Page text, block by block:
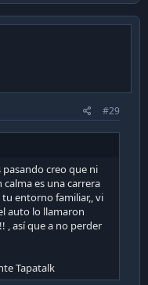
#29
creo que ni
es una carrera
entorno familiar,, vi
auto lo llamaron
, así que a no perder
Tapatalk